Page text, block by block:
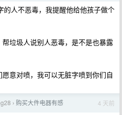
的人不恶毒，我提醒他给他孩子做个
垃圾人说别人恶毒，是不是也暴露
意对喷，我可以无脏字喷到你们自
› 购买大件电器有感 4 天前